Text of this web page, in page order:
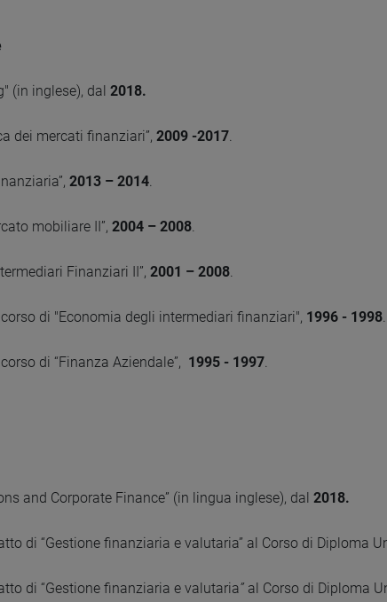
(in inglese), dal 2018.
dei mercati finanziari”, 2009 -2017.
2013 – 2014.
mobiliare II”, 2004 – 2008.
Finanziari II”, 2001 – 2008.
di "Economia degli intermediari finanziari", 1996 - 1998.
di “Finanza Aziendale”, 1995 - 1997.
and Corporate Finance” (in lingua inglese), dal 2018.
di “Gestione finanziaria e valutaria” al Corso di Diploma
di “Gestione finanziaria e valutaria” al Corso di Diploma